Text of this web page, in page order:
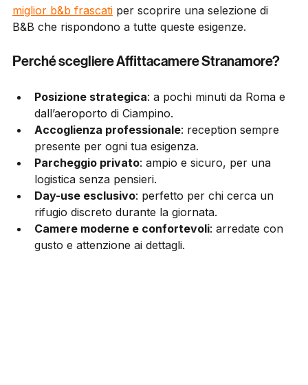
alberghiera e calore boutique. Ti consiglio di visitare
miglior b&b frascati per scoprire una selezione di
Posizione strategica: a pochi minuti da Roma e
dall’aeroporto di Ciampino.
Accoglienza professionale: reception sempre
presente per ogni tua esigenza.
Parcheggio privato: ampio e sicuro, per una
logistica senza pensieri.
Day-use esclusivo: perfetto per chi cerca un
rifugio discreto durante la giornata.
Camere moderne e confortevoli